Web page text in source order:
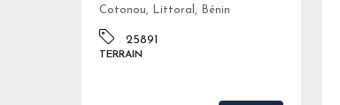
Cotonou, Littoral, Bénin
25891
TERRAIN